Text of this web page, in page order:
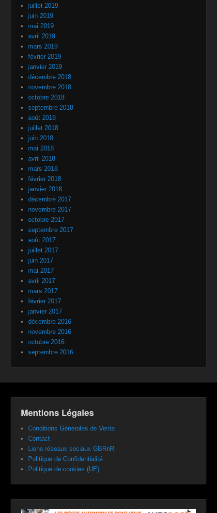
juillet 2019
juin 2019
mai 2019
avril 2019
mars 2019
février 2019
janvier 2019
décembre 2018
novembre 2018
octobre 2018
septembre 2018
août 2018
juillet 2018
juin 2018
mai 2018
avril 2018
mars 2018
février 2018
janvier 2018
décembre 2017
novembre 2017
octobre 2017
septembre 2017
août 2017
juillet 2017
juin 2017
mai 2017
avril 2017
mars 2017
février 2017
janvier 2017
décembre 2016
novembre 2016
octobre 2016
septembre 2016
Mentions Légales
Conditions Générales de Vente
Contact
Liens réseaux sociaux GBRnR
Politique de Confidentialité
Politique de cookies (UE)